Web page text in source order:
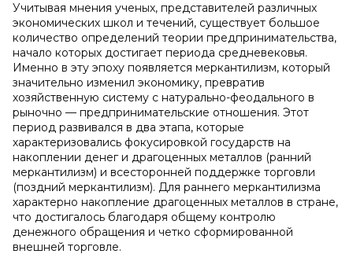
Учитывая мнения ученых, представителей различных
экономических школ и течений, существует большое
количество определений теории предпринимательства,
начало которых достигает периода средневековья.
Именно в эту эпоху появляется меркантилизм, который
значительно изменил экономику, превратив
хозяйственную систему с натурально-феодального в
рыночно — предпринимательские отношения. Этот
период развивался в два этапа, которые
характеризовались фокусировкой государств на
накоплении денег и драгоценных металлов (ранний
меркантилизм) и всесторонней поддержке торговли
(поздний меркантилизм). Для раннего меркантилизма
характерно накопление драгоценных металлов в стране,
что достигалось благодаря общему контролю
денежного обращения и четко сформированной
внешней торговле.